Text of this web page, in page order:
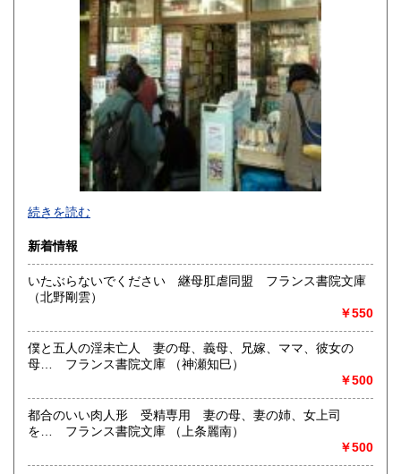
200円
-
沿線名：東京メトロ半蔵門線 都営三田線 都営新宿線
最寄駅：神保町駅徒歩1分
営業時間：平日10:30-19:00 日・祝日11:00-18:30
定休日：年末年始(30日～3日)※28日以降の通販は翌年以降対
応とさせていただきます。
書籍の買取について
-
取り扱い分野
趣味、サブカルチャー、古書一般（その他）
ロック、アイドル、サブカルチャー、古書一般等
続きを読む
新着情報
いたぶらないでください 継母肛虐同盟 フランス書院文庫
（北野剛雲）
￥550
僕と五人の淫未亡人 妻の母、義母、兄嫁、ママ、彼女の
母… フランス書院文庫 （神瀬知巳）
￥500
都合のいい肉人形 受精専用 妻の母、妻の姉、女上司
を… フランス書院文庫 （上条麗南）
￥500